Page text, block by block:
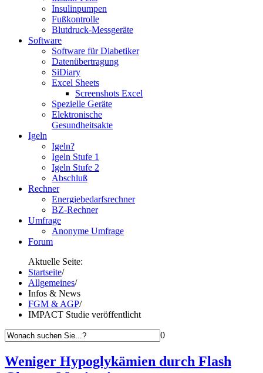
Insulinpumpen
Fußkontrolle
Blutdruck-Messgeräte
Software
Software für Diabetiker
Datenübertragung
SiDiary
Excel Sheets
Screenshots Excel
Spezielle Geräte
Elektronische
Gesundheitsakte
Igeln
Igeln?
Igeln Stufe 1
Igeln Stufe 2
Abschluß
Rechner
Energiebedarfsrechner
BZ-Rechner
Umfrage
Anonyme Umfrage
Forum
Aktuelle Seite:
Startseite/
Allgemeines/
Infos & News
FGM & AGP/
IMPACT Studie veröffentlicht
0
Weniger Hypoglykämien durch Flash